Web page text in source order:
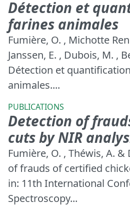
Détection et
farines animales
Fumière, O. , Michotte
Janssen, E. , Dubois, M. ,
Détection et
animales....
PUBLICATIONS
Detection of
cuts by NIR
Fumière, O. , Théwis, A.
of frauds of certified
in: 11th International
Spectroscopy...